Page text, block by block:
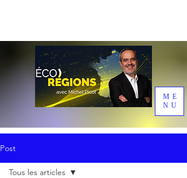
ME
NU
Post
Tous les articles